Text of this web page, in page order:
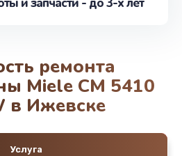
ремонта
Miele CM 5410
в Ижевске
Услуга